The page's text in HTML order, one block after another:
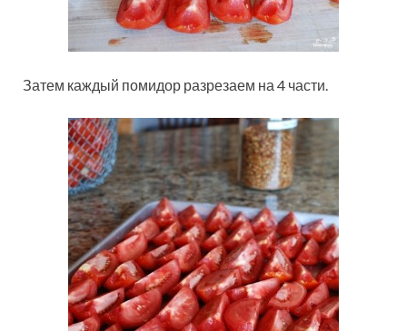
Затем каждый помидор разрезаем на 4 части.